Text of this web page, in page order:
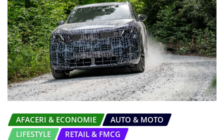
AFACERI & ECONOMIE
AUTO & MOTO
LIFESTYLE
RETAIL & FMCG